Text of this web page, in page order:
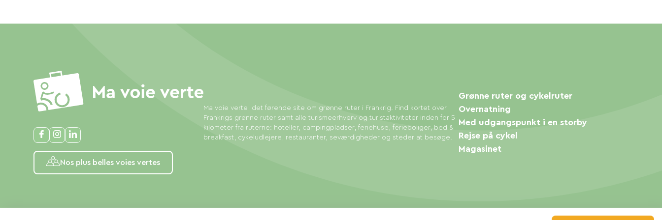
Nos plus belles voies vertes
Ma voie verte, det førende site om grønne ruter i Frankrig. Find kortet over
Frankrigs grønne ruter samt alle turismeerhverv og turistaktiviteter inden for 5
kilometer fra ruterne: hoteller, campingpladser, feriehuse, ferieboliger, bed &
breakfast, cykeludlejere, restauranter, seværdigheder og steder at besøge.
Grønne ruter og cykelruter
Overnatning
Med udgangspunkt i en storby
Rejse på cykel
Magasinet